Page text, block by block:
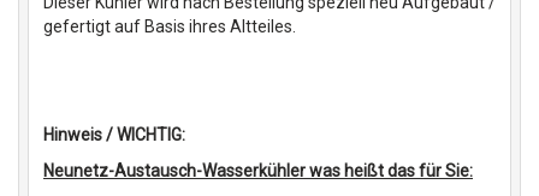
gefertigt auf Basis ihres Altteiles.
Hinweis / WICHTIG:
Neunetz-Austausch-Wasserkühler was heißt das für Sie: